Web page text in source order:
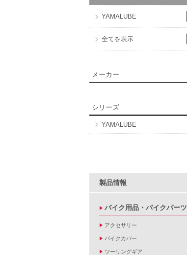
YAMALUBE
全てを表示
メーカー
シリーズ
YAMALUBE
製品情報
バイク用品・バイクパーツ
アクセサリー
バイクカバー
ツーリングギア